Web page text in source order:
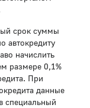
срок суммы
автокредиту
начислить
размере 0,1%
При
данные
специальный